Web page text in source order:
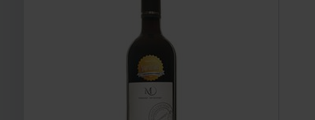
Do košíku